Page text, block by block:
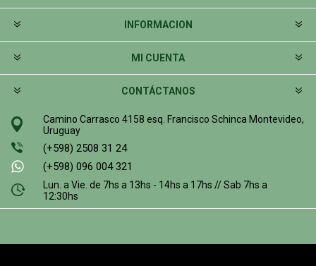
INFORMACION
MI CUENTA
CONTÁCTANOS
Camino Carrasco 4158 esq. Francisco Schinca Montevideo,
Uruguay
(+598) 2508 31 24
(+598) 096 004 321
Lun. a Vie. de 7hs a 13hs - 14hs a 17hs // Sab 7hs a
12:30hs